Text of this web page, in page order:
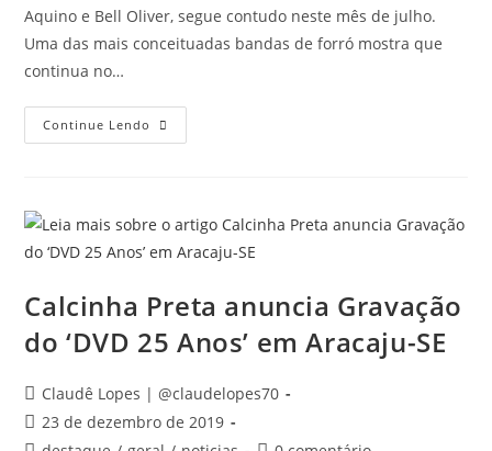
Aquino e Bell Oliver, segue contudo neste mês de julho.
Uma das mais conceituadas bandas de forró mostra que
continua no…
Continue Lendo
Calcinha Preta anuncia Gravação
do ‘DVD 25 Anos’ em Aracaju-SE
Claudê Lopes | @claudelopes70
23 de dezembro de 2019